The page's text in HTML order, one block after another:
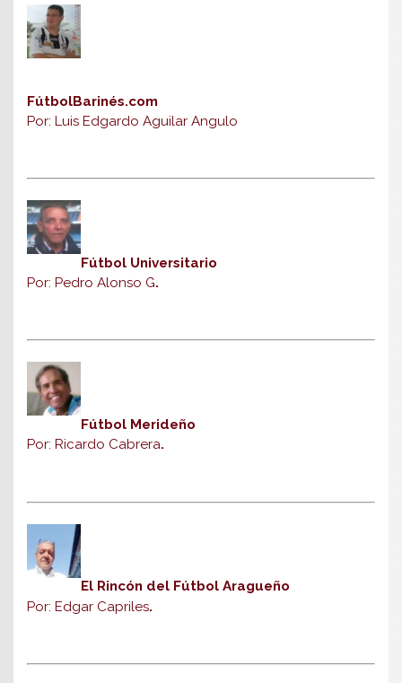
FútbolBarinés.com
Por: Luis Edgardo Aguilar Angulo
Fútbol Universitario
Por: Pedro Alonso G.
Fútbol Merideño
Por: Ricardo Cabrera.
El Rincón del Fútbol Aragueño
Por: Edgar Capriles.